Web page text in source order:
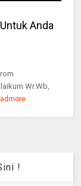
Anda
Wr.Wb,
!